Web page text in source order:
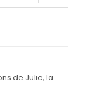
de Julie, la ...